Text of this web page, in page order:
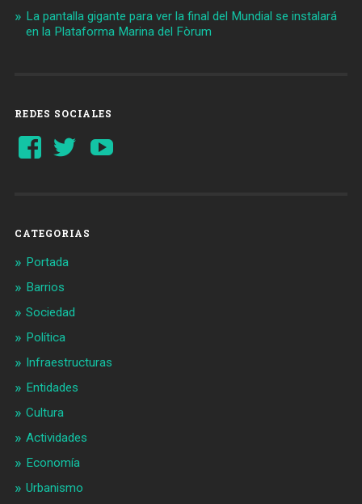
La pantalla gigante para ver la final del Mundial se instalará
en la Plataforma Marina del Fòrum
REDES SOCIALES
Ver
perfil
Ver
perfil
CATEGORIAS
Portada
Barrios
Sociedad
Política
Infraestructuras
Entidades
Cultura
Actividades
Economía
Urbanismo